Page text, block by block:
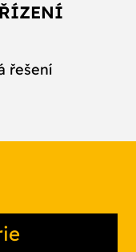
řešení